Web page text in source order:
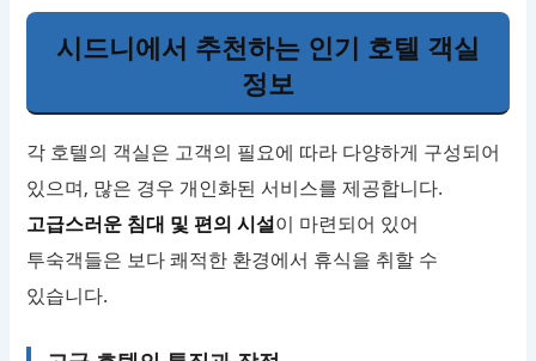
시드니에서 추천하는 인기 호텔 객실
정보
각 호텔의 객실은 고객의 필요에 따라 다양하게 구성되어
있으며, 많은 경우 개인화된 서비스를 제공합니다.
고급스러운 침대 및 편의 시설이 마련되어 있어
투숙객들은 보다 쾌적한 환경에서 휴식을 취할 수
있습니다.